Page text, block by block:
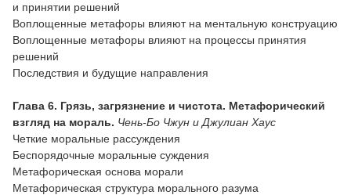
и принятии решений
Воплощенные метафоры влияют на ментальную конструацию
Воплощенные метафоры влияют на процессы принятия
решений
Последствия и будущие направления
Глава 6. Грязь, загрязнение и чистота. Метафорический
взгляд на мораль. Чень-Бо Чжун и Джулиан Хаус
Четкие моральные рассуждения
Беспорядочные моральные суждения
Метафорическая основа морали
Метафорическая структура морального разума